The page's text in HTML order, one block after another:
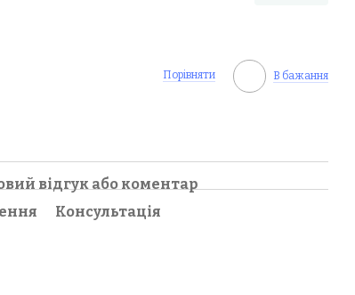
Порівняти В бажання
відгук або коментар
Консультація